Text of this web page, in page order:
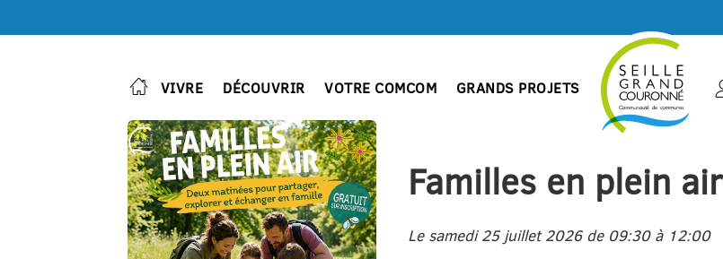
VIVRE DÉCOUVRIR VOTRE COMCOM GRANDS PROJETS
Familles en plein air
Le samedi 25 juillet 2026 de 09:30 à 12:00